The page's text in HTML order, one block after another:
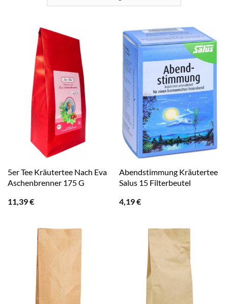
5er Tee Kräutertee Nach Eva
Aschenbrenner 175 G
11,39€
Abendstimmung Kräutertee
Salus 15 Filterbeutel
4,19€